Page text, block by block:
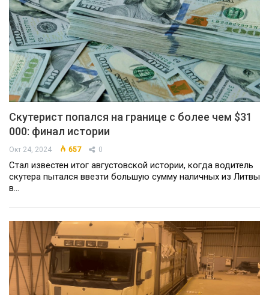
Скутерист попался на границе с более чем $31
000: финал истории
Окт 24, 2024 657 0
Стал известен итог августовской истории, когда водитель
скутера пытался ввезти большую сумму наличных из Литвы
в…